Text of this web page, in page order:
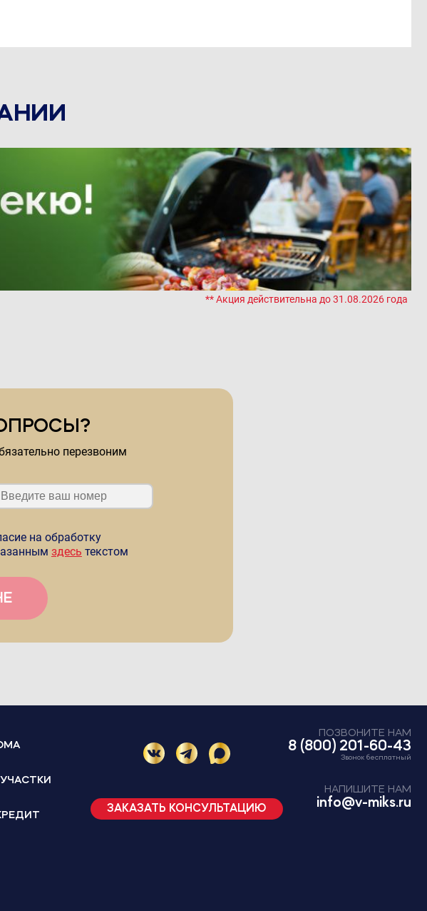
** Акция действительна до 31.08.2026 года
перезвоним
на обработку
здесь текстом
ЗАКАЗАТЬ КОНСУЛЬТАЦИЮ
ПОЗВОНИТЕ НАМ
8 (800) 201-60-43
Звонок бесплатный
НАПИШИТЕ НАМ
info@v-miks.ru